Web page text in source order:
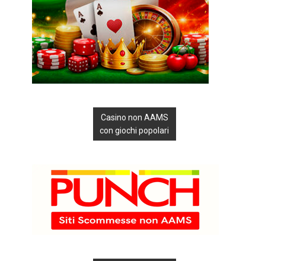
Casino non AAMS
con giochi popolari